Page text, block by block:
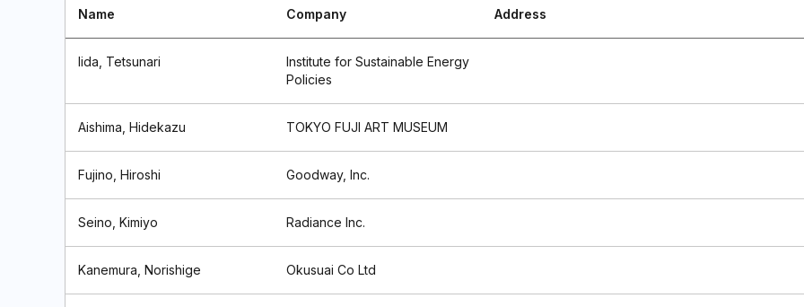
Name Company Address
Iida, Tetsunari
Institute for Sustainable Energy
Policies
Aishima, Hidekazu TOKYO FUJI ART MUSEUM
Fujino, Hiroshi Goodway, Inc.
Seino, Kimiyo Radiance Inc.
Kanemura, Norishige Okusuai Co Ltd